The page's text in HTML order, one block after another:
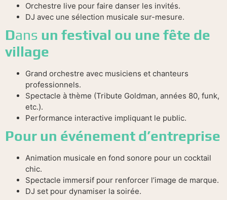
Orchestre live pour faire danser les invités.
DJ avec une sélection musicale sur-mesure.
Dans un festival ou une fête de
village
Grand orchestre avec musiciens et chanteurs
professionnels.
Spectacle à thème (Tribute Goldman, années 80, funk,
etc.).
Performance interactive impliquant le public.
Pour un événement d’entreprise
Animation musicale en fond sonore pour un cocktail
chic.
Spectacle immersif pour renforcer l’image de marque.
DJ set pour dynamiser la soirée.